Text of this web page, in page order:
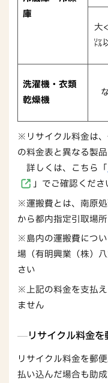
庫
大
㍑
洗濯機・衣類
乾燥機
※リサイクル料金は
の料金表と異なる製品
詳しくは、こちら「
」でご確認くださ
※運搬費とは、南原処
から都内指定引取場
※島内の運搬費につ
場（有明興業（株）
さい
※上記の料金を支払
ません
リサイクル料金
リサイクル料金を郵
払い込んだ場合も助成